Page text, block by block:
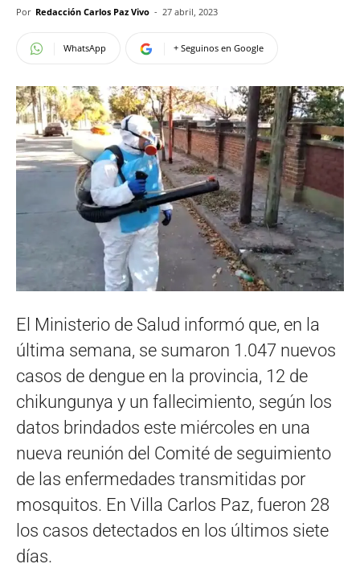
Por Redacción Carlos Paz Vivo - 27 abril, 2023
WhatsApp + Seguinos en Google
El Ministerio de Salud informó que, en la
última semana, se sumaron 1.047 nuevos
casos de dengue en la provincia, 12 de
chikungunya y un fallecimiento, según los
datos brindados este miércoles en una
nueva reunión del Comité de seguimiento
de las enfermedades transmitidas por
mosquitos. En Villa Carlos Paz, fueron 28
los casos detectados en los últimos siete
días.